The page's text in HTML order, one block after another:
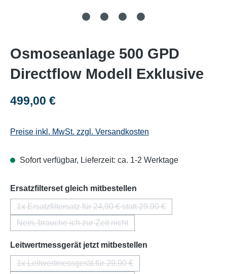
Osmoseanlage 500 GPD
Directflow Modell Exklusive
Regulärer Preis:
499,00 €
Preise inkl. MwSt. zzgl. Versandkosten
Sofort verfügbar, Lieferzeit: ca. 1-2 Werktage
Ersatzfilterset gleich mitbestellen
1x Ersatzfiltersatz für 24,90 € statt 29,90 €
(Diese Option ist zurzeit nicht verfügbar.)
Nein, brauche ich zur Zeit nicht
(Diese Option ist zurzeit nicht verfügbar.)
Leitwertmessgerät jetzt mitbestellen
1x Leitwertmessgerät für 29,90 €
(Diese Option ist zurzeit nicht verfügbar.)